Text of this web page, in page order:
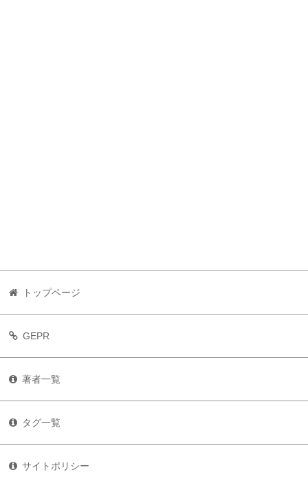
トップページ
GEPR
著者一覧
タグ一覧
サイトポリシー